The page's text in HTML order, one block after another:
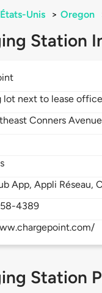
États-Unis > Oregon
Station
lot next to lease office
Conners
App, Appli Réseau,
4389
Station